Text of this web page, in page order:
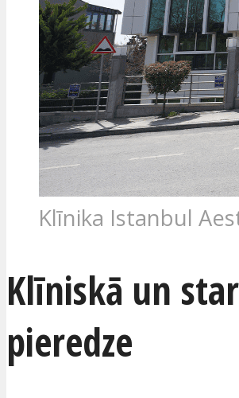
Klīnika Istanbul
Klīniskā un
pieredze